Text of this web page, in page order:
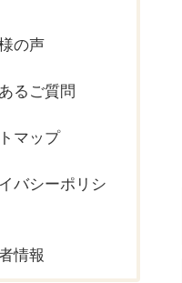
の声
るご質問
マップ
バシーポリシ
情報